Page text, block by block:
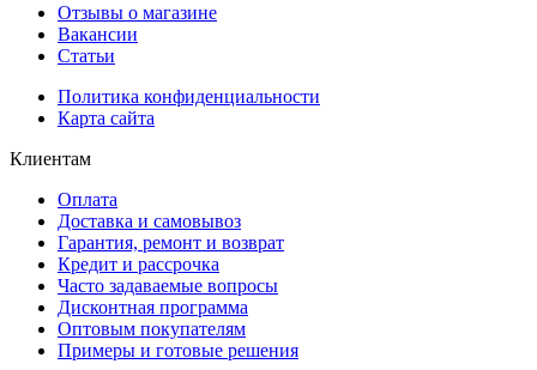
Отзывы о магазине
Вакансии
Статьи
Политика конфиденциальности
Карта сайта
Клиентам
Оплата
Доставка и самовывоз
Гарантия, ремонт и возврат
Кредит и рассрочка
Часто задаваемые вопросы
Дисконтная программа
Оптовым покупателям
Примеры и готовые решения